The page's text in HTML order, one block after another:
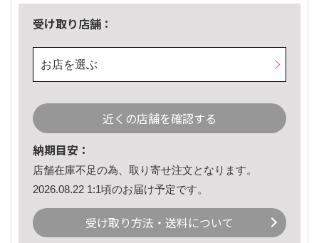
受け取り店舗：
お店を選ぶ
近くの店舗を確認する
納期目安：
店舗在庫不足の為、取り寄せ注文となります。
2026.08.22 1:1頃のお届け予定です。
受け取り方法・送料について